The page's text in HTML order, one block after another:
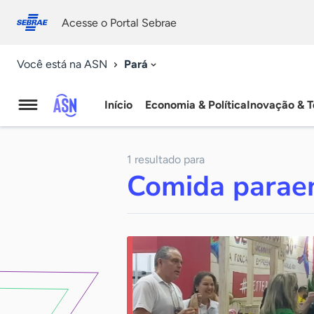
conosco
Acesse o Portal Sebrae
Você está na ASN Pará
Agência
Notícias
Início Economia & PolíticaInovação &
1 resultado para
Comida